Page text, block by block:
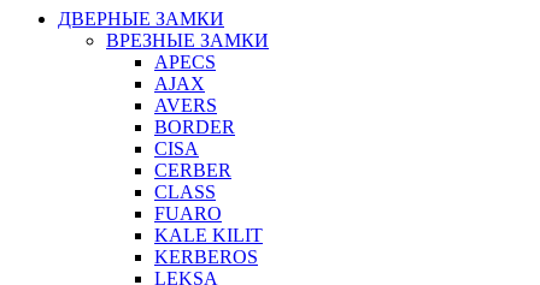
ДВЕРНЫЕ ЗАМКИ
ВРЕЗНЫЕ ЗАМКИ
APECS
AJAX
AVERS
BORDER
CISA
CERBER
CLASS
FUARO
KALE KILIT
KERBEROS
LEKSA